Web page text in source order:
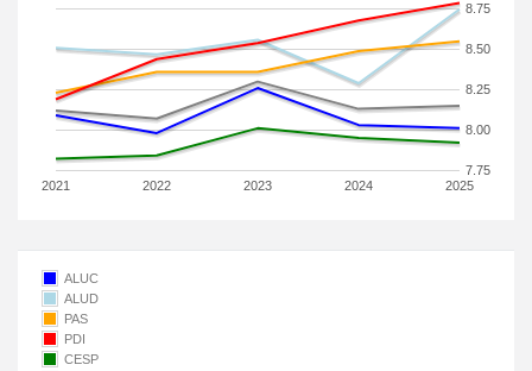
2021 2022 2023 2024 2025
7.75
8.00
8.25
8.50
8.75
ALUC
ALUD
PAS
PDI
CESP